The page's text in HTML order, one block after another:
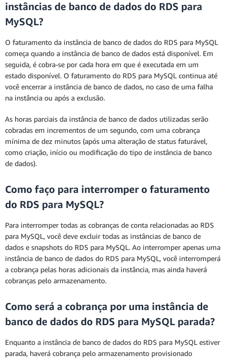
instâncias de banco de dados do RDS para
MySQL?
O faturamento da instância de banco de dados do RDS para MySQL
começa quando a instância de banco de dados está disponível. Em
seguida, é cobra-se por cada hora em que é executada em um
estado disponível. O faturamento do RDS para MySQL continua até
você encerrar a instância de banco de dados, no caso de uma falha
na instância ou após a exclusão.
As horas parciais da instância de banco de dados utilizadas serão
cobradas em incrementos de um segundo, com uma cobrança
mínima de dez minutos (após uma alteração de status faturável,
como criação, início ou modificação do tipo de instância de banco
de dados).
Como faço para interromper o faturamento
do RDS para MySQL?
Para interromper todas as cobranças de conta relacionadas ao RDS
para MySQL, você deve excluir todas as instâncias de banco de
dados e snapshots do RDS para MySQL. Ao interromper apenas uma
instância de banco de dados do RDS para MySQL, você interromperá
a cobrança pelas horas adicionais da instância, mas ainda haverá
cobranças pelo armazenamento.
Como será a cobrança por uma instância de
banco de dados do RDS para MySQL parada?
Enquanto a instância de banco de dados do RDS para MySQL estiver
parada, haverá cobrança pelo armazenamento provisionado